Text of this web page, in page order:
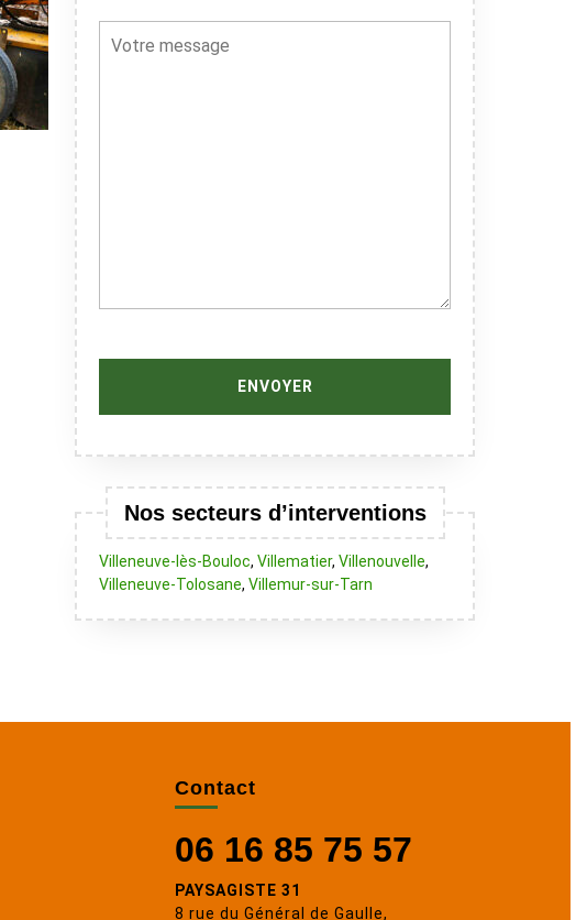
Nos secteurs d’interventions
Villeneuve-lès-Bouloc, Villematier, Villenouvelle,
Villeneuve-Tolosane, Villemur-sur-Tarn
Contact
06 16 85 75 57
PAYSAGISTE 31
8 rue du Général de Gaulle,